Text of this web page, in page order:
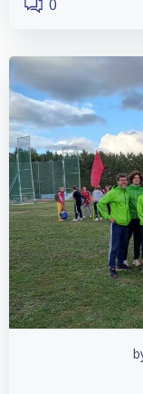
0